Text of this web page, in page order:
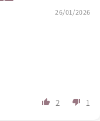
26/01/2026
2 1